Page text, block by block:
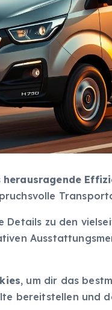
herausragende
Details zu den
, um dir das
bereitstellen und